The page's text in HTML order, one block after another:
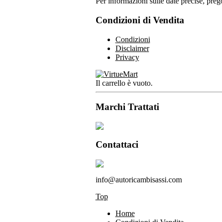
Condizioni di Vendita
Condizioni
Disclaimer
Privacy
Il carrello è vuoto.
Marchi Trattati
Contattaci
info@autoricambisassi.com
Top
Home